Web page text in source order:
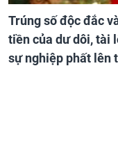
Trúng số độc đắc
tiền của dư dôi, tài
sự nghiệp phất lên